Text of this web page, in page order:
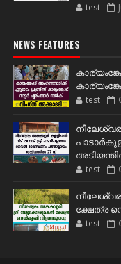
test
NEWS FEATURES
test
test
ക്ഷേത്ര
test